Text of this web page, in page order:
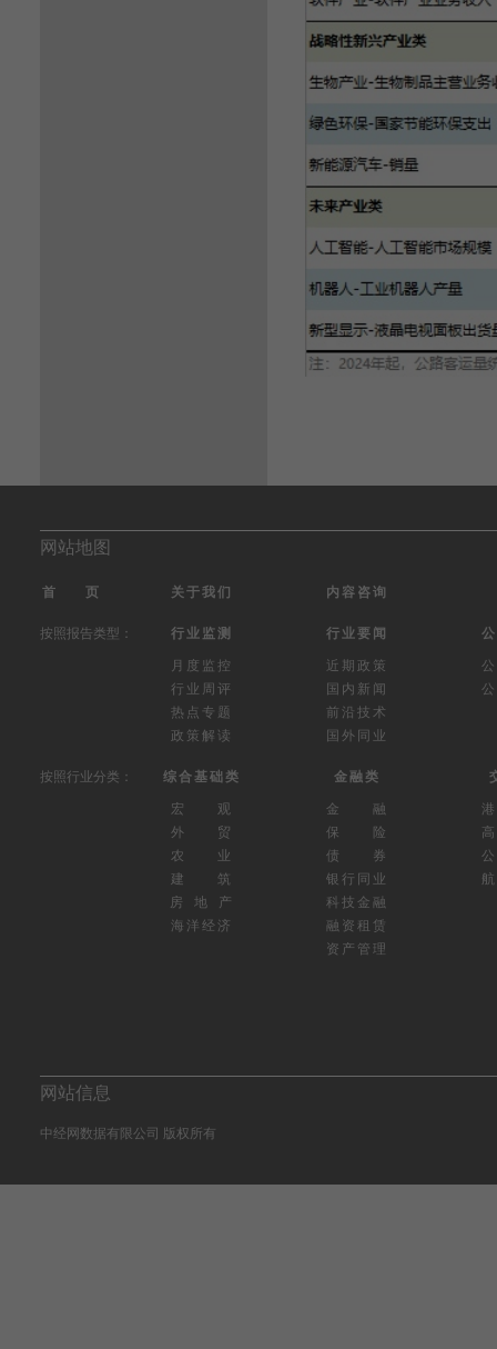
网站地图
首 页 关于我们 内容咨询
按照报告类型： 行业监测
月度监控
行业周评
热点专题
政策解读
行业要闻
近期政策
国内新闻
前沿技术
国外同业
按照行业分类： 综合基础类
宏 观
外 贸
农 业
建 筑
房 地 产
海洋经济
金融类
金 融
保 险
债 券
银行同业
科技金融
融资租赁
资产管理
网站信息
中经网数据有限公司 版权所有